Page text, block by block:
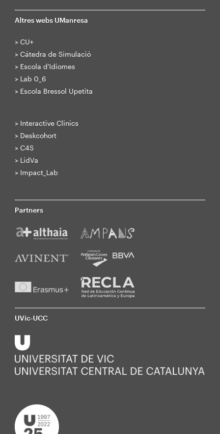
Altres webs UManresa
> CU+
> Cátedra de Simulació
> Escola d'Idiomes
> Lab 0_6
> Escola Bressol Upetita
> Interactive Clinics
> Deskcohort
> C4S
> LidVa
> Impact_Lab
Partners
UVic-UCC